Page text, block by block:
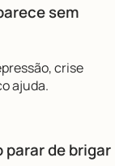
sem
crise
ajuda.
de brigar